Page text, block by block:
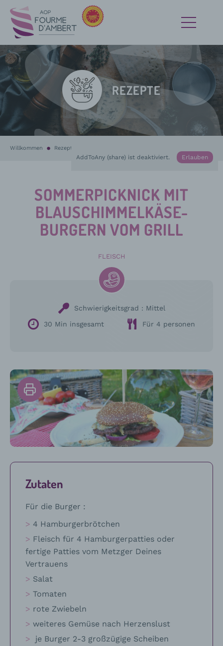
REZEPTE
Willkommen Rezepte
AddToAny (share) ist deaktiviert. Erlauben
SOMMERPICKNICK MIT
BLAUSCHIMMELKÄSE-
BURGERN VOM GRILL
FLEISCH
Schwierigkeitsgrad : Mittel
30 Min insgesamt
Für 4 personen
Drucken
Sie
das
Rezept
Zutaten
Für die Burger :
4 Hamburgerbrötchen
Fleisch für 4 Hamburgerpatties oder
fertige Patties vom Metzger Deines
Vertrauens
Salat
Tomaten
rote Zwiebeln
weiteres Gemüse nach Herzenslust
je Burger 2-3 großzügige Scheiben